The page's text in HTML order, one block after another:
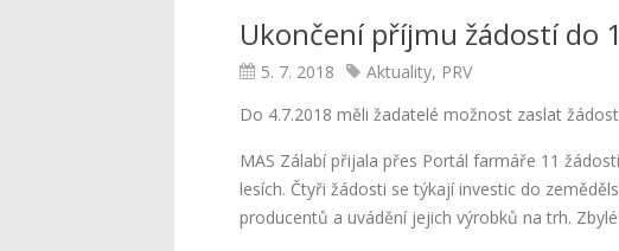
Ukončení příjmu žádostí do
5. 7. 2018 Aktuality, PRV
Do 4.7.2018 měli žadatelé možnost zaslat
MAS Zálabí přijala přes Portál farmáře 11
lesích. Čtyři žádosti se týkají investic do
producentů a uvádění jejich výrobků na trh.